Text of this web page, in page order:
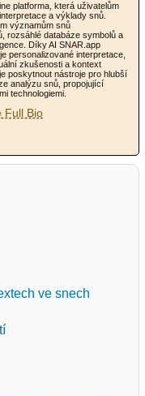
platforma, která uživatelům
a výklady snů.
významům snů
rozsáhlé databáze symbolů a
Díky AI SNAR.app
personalizované interpretace,
zkušenosti a kontext
poskytnout nástroje pro hlubší
analýzu snů, propojující
technologiemi.
Full Bio
ve snech